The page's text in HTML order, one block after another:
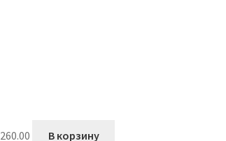
260.00 В корзину